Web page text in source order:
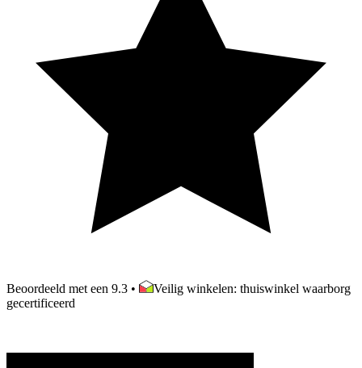
Beoordeeld met een 9.3 •
Veilig winkelen: thuiswinkel waarborg
gecertificeerd